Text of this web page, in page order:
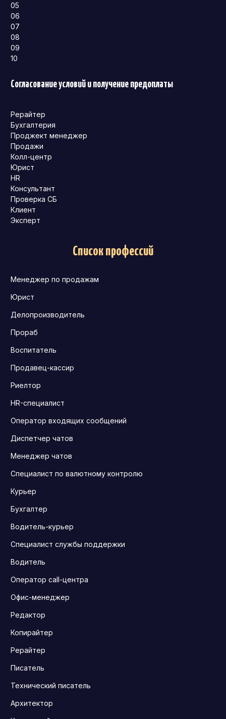
05
06
07
08
09
10
Согласование условий и получение предоплаты
Рерайтер
Бухгалтерия
Проджект менеджер
Продажи
Колл-центр
Юрист
HR
Консультант
Проверка СБ
Клиент
Эксперт
Список профессий
Менеджер по продажам
Юрист
Делопроизводитель
Прораб
Воспитатель
Продавец-кассир
Риелтор
HR-специалист
Оператор входящих сообщений
Диспетчер чатов
Менеджер чатов
Специалист по валютному контролю
Курьер
Бухгалтер
Водитель-курьер
Специалист службы поддержки
Водитель
Оператор call-центра
Офис-менеджер
Редактор
Копирайтер
Рерайтер
Писатель
Технический писатель
Архитектор